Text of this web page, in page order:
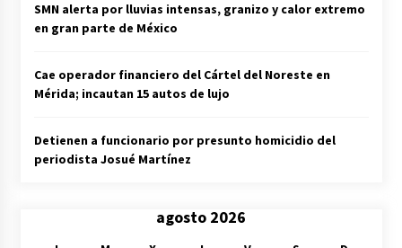
SMN alerta por lluvias intensas, granizo y calor extremo
en gran parte de México
Cae operador financiero del Cártel del Noreste en
Mérida; incautan 15 autos de lujo
Detienen a funcionario por presunto homicidio del
periodista Josué Martínez
agosto 2026